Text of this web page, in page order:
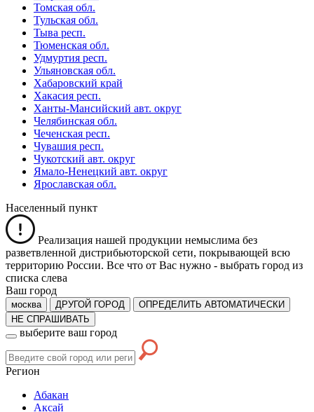
Томская обл.
Тульская обл.
Тыва респ.
Тюменская обл.
Удмуртия респ.
Ульяновская обл.
Хабаровский край
Хакасия респ.
Ханты-Мансийский авт. округ
Челябинская обл.
Чеченская респ.
Чувашия респ.
Чукотский авт. округ
Ямало-Ненецкий авт. округ
Ярославская обл.
Населенный пункт
Реализация нашей продукции немыслима без
разветвленной дистрибьюторской сети, покрывающей всю
территорию России. Все что от Вас нужно - выбрать город из
списка слева
Ваш город
москва ДРУГОЙ ГОРОД
ОПРЕДЕЛИТЬ АВТОМАТИЧЕСКИ
НЕ СПРАШИВАТЬ
выберите ваш город
Регион
Абакан
Аксай